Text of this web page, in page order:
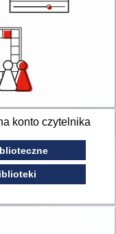
konto czytelnika